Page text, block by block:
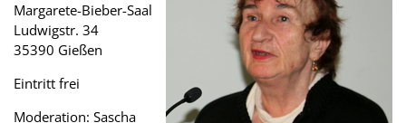
Margarete-Bieber-Saal
Ludwigstr. 34
35390 Gießen
Eintritt frei
Moderation: Sascha